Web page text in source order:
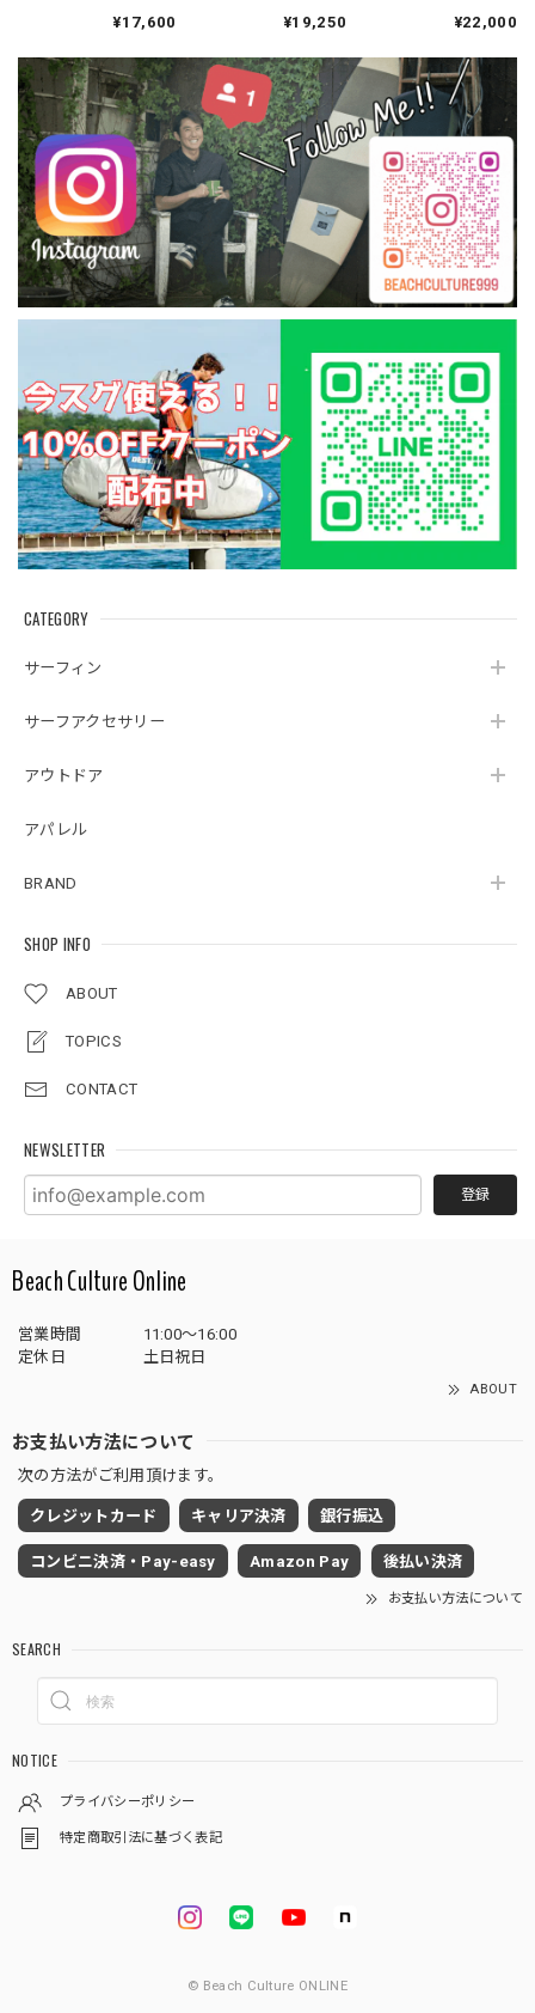
CATEGORY
サーフィン
サーフアクセサリー
アウトドア
アパレル
BRAND
SHOP INFO
ABOUT
TOPICS
CONTACT
NEWSLETTER
登録
¥17,600 ¥19,250
Unlimited (FU FIN)
¥22,000
Beach Culture Online
営業時間
11:00～16:00
定休日
土日祝日
ABOUT
お支払い方法について
次の方法がご利用頂けます。
クレジットカード キャリア決済 銀行振込
コンビニ決済・Pay-easy Amazon Pay 後払い決済
お支払い方法について
SEARCH
NOTICE
プライバシーポリシー
特定商取引法に基づく表記
© Beach Culture ONLINE